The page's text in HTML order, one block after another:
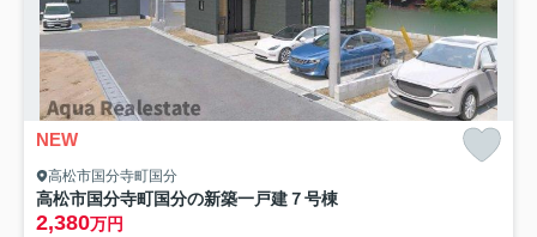
NEW
高松市国分寺町国分
高松市国分寺町国分の新築一戸建７号棟
2,380万円